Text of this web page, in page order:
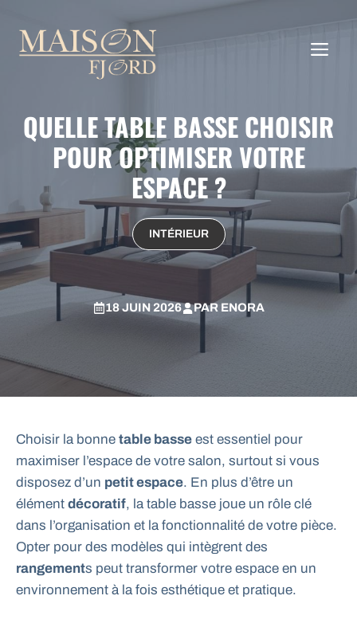
contenu
QUELLE TABLE BASSE CHOISIR
POUR OPTIMISER VOTRE
ESPACE ?
INTÉRIEUR
18 JUIN 2026 PAR ENORA
Choisir la bonne table basse est essentiel pour
maximiser l’espace de votre salon, surtout si vous
disposez d’un petit espace. En plus d’être un
élément décoratif, la table basse joue un rôle clé
dans l’organisation et la fonctionnalité de votre pièce.
Opter pour des modèles qui intègrent des
rangements peut transformer votre espace en un
environnement à la fois esthétique et pratique.